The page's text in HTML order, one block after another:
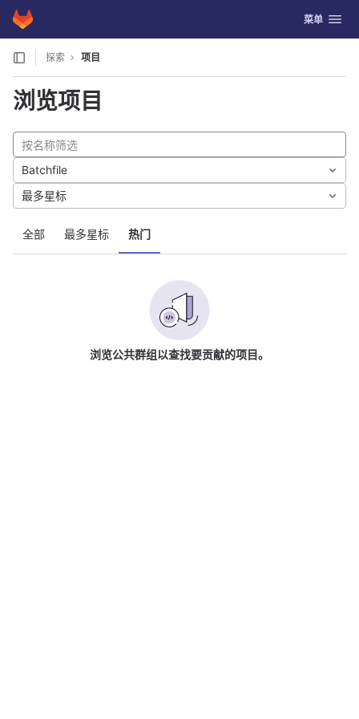
Skip to content
GitLab 切换导航
菜单
探索 项目
浏览项目
全部 最多星标 热门
Batchfile
最多星标
浏览公共群组以查找要贡献的项目。